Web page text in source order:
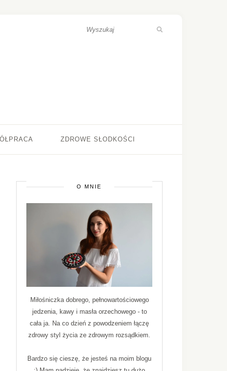
ZDROWE SŁODKOŚCI
O MNIE
Miłośniczka dobrego, pełnowartościowego
jedzenia, kawy i masła orzechowego - to
cała ja. Na co dzień z powodzeniem łączę
zdrowy styl życia ze zdrowym rozsądkiem.
Bardzo się cieszę, że jesteś na moim blogu